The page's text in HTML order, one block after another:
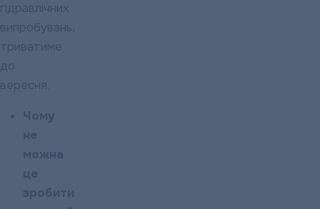
гідравлічних
випробувань,
триватиме
до
вересня.
Чому
не
можна
це
зробити